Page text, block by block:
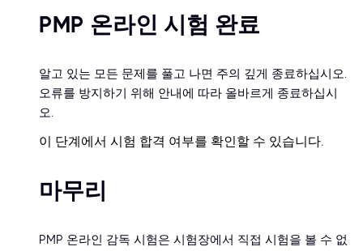
PMP 온라인 시험 완료
알고 있는 모든 문제를 풀고 나면 주의 깊게 종료하십시오.
오류를 방지하기 위해 안내에 따라 올바르게 종료하십시
오.
이 단계에서 시험 합격 여부를 확인할 수 있습니다.
마무리
PMP 온라인 감독 시험은 시험장에서 직접 시험을 볼 수 없